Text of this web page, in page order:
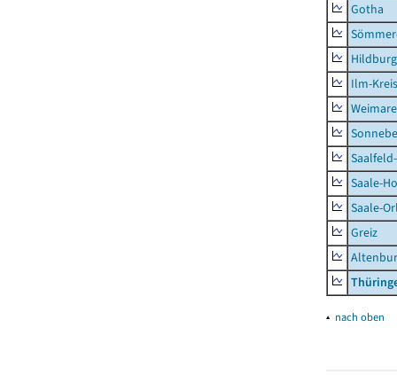
Gotha
Ilm-Kreis
Saale-
Saale-
Greiz
▴ nach oben